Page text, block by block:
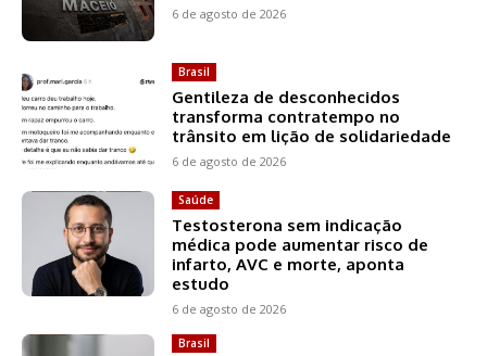
6 de agosto de 2026
Brasil
Gentileza de desconhecidos
transforma contratempo no
trânsito em lição de solidariedade
6 de agosto de 2026
Saúde
Testosterona sem indicação
médica pode aumentar risco de
infarto, AVC e morte, aponta
estudo
6 de agosto de 2026
Brasil